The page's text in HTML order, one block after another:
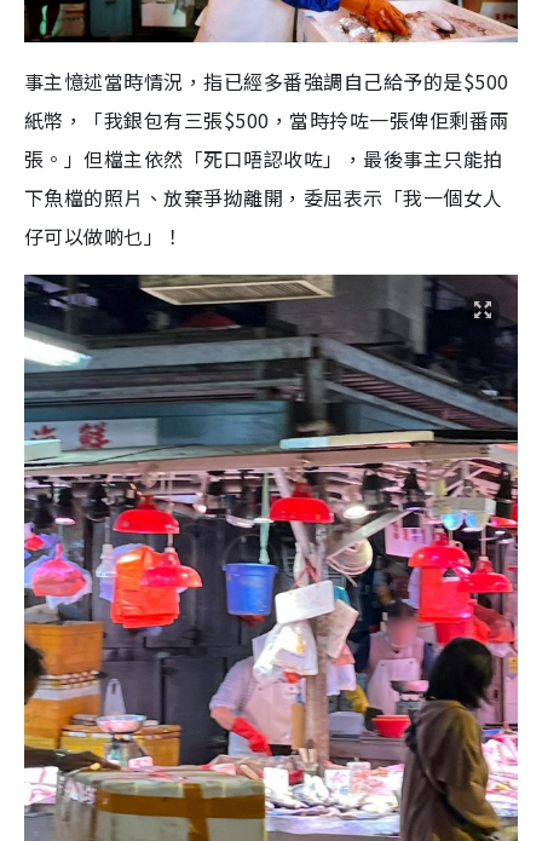
事主憶述當時情況，指已經多番強調自己給予的是$500
紙幣，「我銀包有三張$500，當時拎咗一張俾佢剩番兩
張。」但檔主依然「死口唔認收咗」，最後事主只能拍
下魚檔的照片、放棄爭拗離開，委屈表示「我一個女人
仔可以做啲乜」！